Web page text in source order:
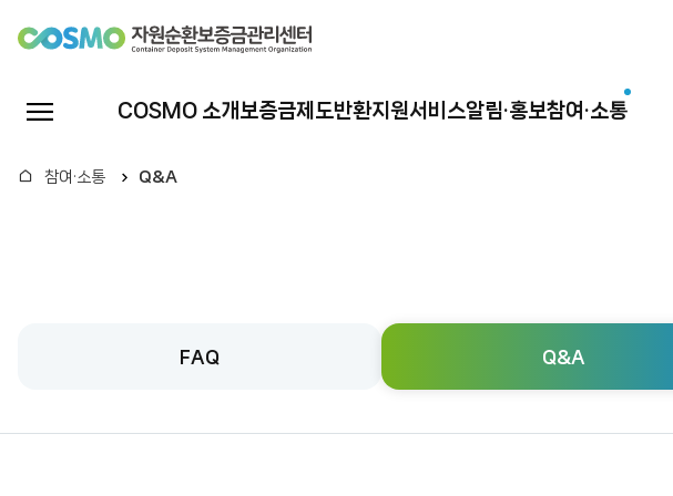
자
원
관
COSMO 소개 보증금제도반환지원서비스알림·홍보참여·소통
전
뉴 홈참여·소통 Q&A
FAQ Q&A